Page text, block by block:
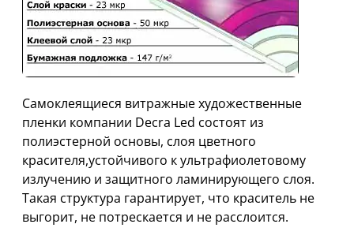
Самоклеящиеся витражные художественные
пленки компании Decra Led состоят из
полиэстерной основы, слоя цветного
красителя,устойчивого к ультрафиолетовому
излучению и защитного ламинирующего слоя.
Такая структура гарантирует, что краситель не
выгорит, не потрескается и не расслоится.